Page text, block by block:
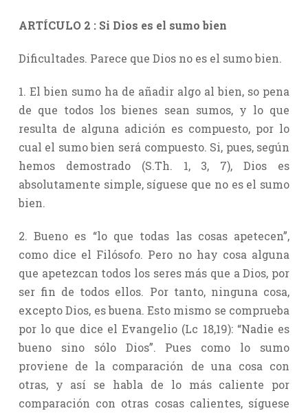
ARTÍCULO 2 : Si Dios es el sumo bien
Dificultades. Parece que Dios no es el sumo bien.
1. El bien sumo ha de añadir algo al bien, so pena
de que todos los bienes sean sumos, y lo que
resulta de alguna adición es compuesto, por lo
cual el sumo bien será compuesto. Si, pues, según
hemos demostrado (S.Th. 1, 3, 7), Dios es
absolutamente simple, síguese que no es el sumo
bien.
2. Bueno es “lo que todas las cosas apetecen”,
como dice el Filósofo. Pero no hay cosa alguna
que apetezcan todos los seres más que a Dios, por
ser fin de todos ellos. Por tanto, ninguna cosa,
excepto Dios, es buena. Esto mismo se comprueba
por lo que dice el Evangelio (Lc 18,19): “Nadie es
bueno sino sólo Dios”. Pues como lo sumo
proviene de la comparación de una cosa con
otras, y así se habla de lo más caliente por
comparación con otras cosas calientes, síguese